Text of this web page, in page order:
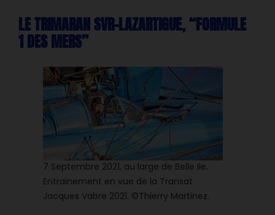
LE TRIMARAN SVR-LAZARTIGUE, “FORMULE
1 DES MERS”
7 Septembre 2021, au large de Belle Ile.
Entrainement en vue de la Transat
Jacques Vabre 2021. ©Thierry Martinez.